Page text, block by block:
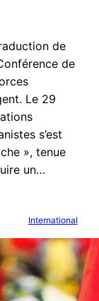
de
de
Le 29
s’est
», tenue
un…
International